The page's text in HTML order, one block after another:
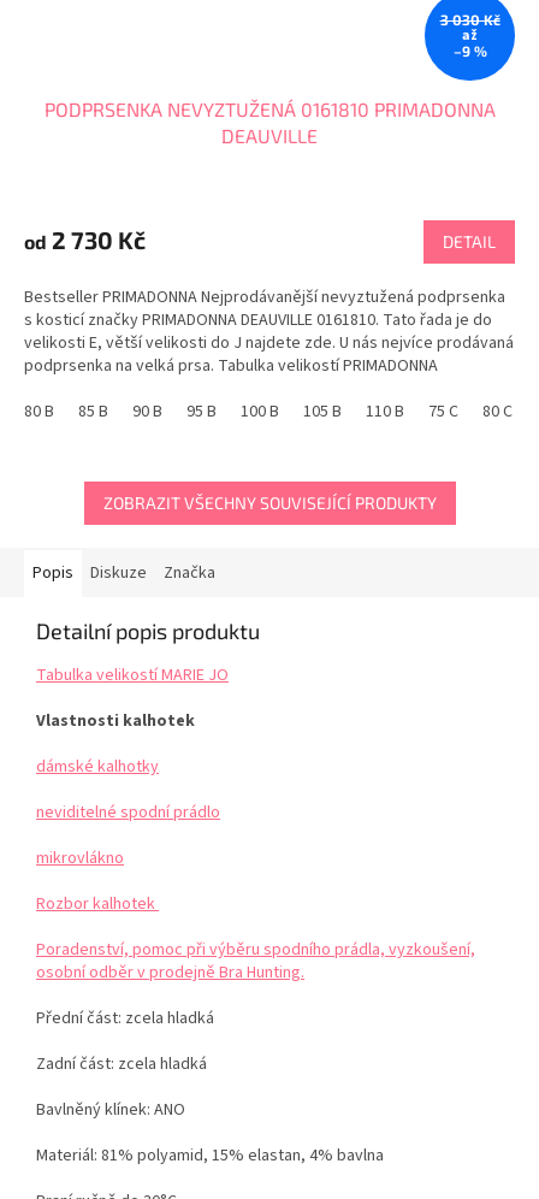
3 030 Kč
až
–9 %
PODPRSENKA NEVYZTUŽENÁ 0161810 PRIMADONNA
DEAUVILLE
produktu
je
z
5
hvězdiček.
od 2 730 Kč DETAIL
Bestseller PRIMADONNA Nejprodávanější nevyztužená podprsenka
s kosticí značky PRIMADONNA DEAUVILLE 0161810. Tato řada je do
velikosti E, větší velikosti do J najdete zde. U nás nejvíce prodávaná
podprsenka na velká prsa. Tabulka velikostí PRIMADONNA
80 B
85 B 90 B 95 B 100 B 105 B 110 B 75 C 80 C
ZOBRAZIT VŠECHNY SOUVISEJÍCÍ PRODUKTY
Popis Diskuze Značka
Detailní popis produktu
Tabulka velikostí MARIE JO
Vlastnosti kalhotek
dámské kalhotky
neviditelné spodní prádlo
mikrovlákno
Rozbor kalhotek
Poradenství, pomoc při výběru spodního prádla, vyzkoušení,
osobní odběr v prodejně Bra Hunting.
Přední část: zcela hladká
Zadní část: zcela hladká
Bavlněný klínek: ANO
Materiál: 81% polyamid, 15% elastan, 4% bavlna